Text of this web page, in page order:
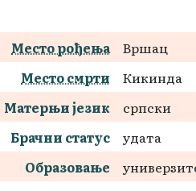
Место рођења
Вршац
Место смрти
Кикинда
Матерњи језик
српски
Брачни статус
удата
Образовање